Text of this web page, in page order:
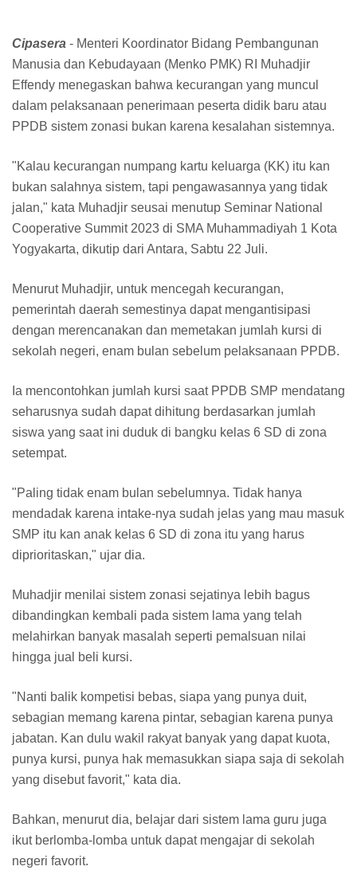
Cipasera - Menteri Koordinator Bidang Pembangunan
Manusia dan Kebudayaan (Menko PMK) RI Muhadjir
Effendy menegaskan bahwa kecurangan yang muncul
dalam pelaksanaan penerimaan peserta didik baru atau
PPDB sistem zonasi bukan karena kesalahan sistemnya.
"Kalau kecurangan numpang kartu keluarga (KK) itu kan
bukan salahnya sistem, tapi pengawasannya yang tidak
jalan," kata Muhadjir seusai menutup Seminar National
Cooperative Summit 2023 di SMA Muhammadiyah 1 Kota
Yogyakarta, dikutip dari Antara, Sabtu 22 Juli.
Menurut Muhadjir, untuk mencegah kecurangan,
pemerintah daerah semestinya dapat mengantisipasi
dengan merencanakan dan memetakan jumlah kursi di
sekolah negeri, enam bulan sebelum pelaksanaan PPDB.
Ia mencontohkan jumlah kursi saat PPDB SMP mendatang
seharusnya sudah dapat dihitung berdasarkan jumlah
siswa yang saat ini duduk di bangku kelas 6 SD di zona
setempat.
"Paling tidak enam bulan sebelumnya. Tidak hanya
mendadak karena intake-nya sudah jelas yang mau masuk
SMP itu kan anak kelas 6 SD di zona itu yang harus
diprioritaskan," ujar dia.
Muhadjir menilai sistem zonasi sejatinya lebih bagus
dibandingkan kembali pada sistem lama yang telah
melahirkan banyak masalah seperti pemalsuan nilai
hingga jual beli kursi.
"Nanti balik kompetisi bebas, siapa yang punya duit,
sebagian memang karena pintar, sebagian karena punya
jabatan. Kan dulu wakil rakyat banyak yang dapat kuota,
punya kursi, punya hak memasukkan siapa saja di sekolah
yang disebut favorit," kata dia.
Bahkan, menurut dia, belajar dari sistem lama guru juga
ikut berlomba-lomba untuk dapat mengajar di sekolah
negeri favorit.